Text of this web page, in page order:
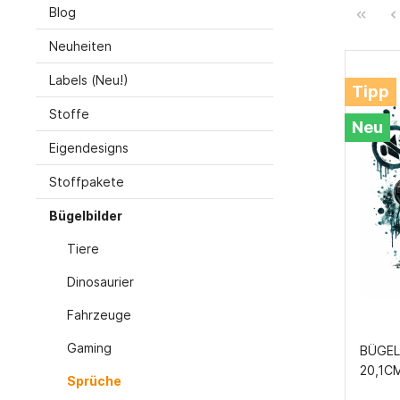
Baumwollstoff / Webware
Webware mit Muster
Webware Uni
Panele
Schnittmuster
Fadenkäfer
Pattydoo
Accessoires
Einhorn
DIY Welt
Adventskalender
Blog
Neuheiten
Labels (Neu!)
Stoffe
Eigendesigns
Stoffpakete
Bügelbilder
Tiere
Dinosaurier
Fahrzeuge
Gaming
Sprüche
Tipp
Neu